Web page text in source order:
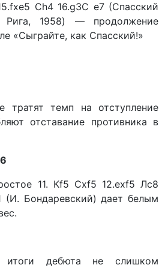
Сh4 16.g3С e7 (Спасский
Рига, 1958) — продолжение
«Сыграй­те, как Спасский!»
тратят темп на отступление
отставание против­ника в
11. Кf5 Сxf5 12.exf5 Лс8
(И. Бондаревский) дает белым
итоги де­бюта не слишком